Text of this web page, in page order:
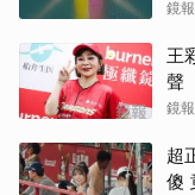
鏡報
王
聲
鏡報
超
傻